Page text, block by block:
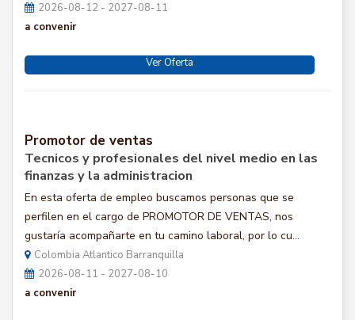
2026-08-12 - 2027-08-11
a convenir
Ver Oferta
Promotor de ventas
Tecnicos y profesionales del nivel medio en las
finanzas y la administracion
En esta oferta de empleo buscamos personas que se
perfilen en el cargo de PROMOTOR DE VENTAS, nos
gustaría acompañarte en tu camino laboral, por lo cu...
Colombia Atlantico Barranquilla
2026-08-11 - 2027-08-10
a convenir